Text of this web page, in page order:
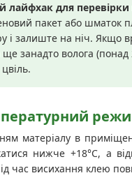
лайфхак для перевірки
пакет або шматок
і залиште на ніч. Якщо
занадто волога (понад
матеріалу в
нижче +18°C, а
час висихання клею